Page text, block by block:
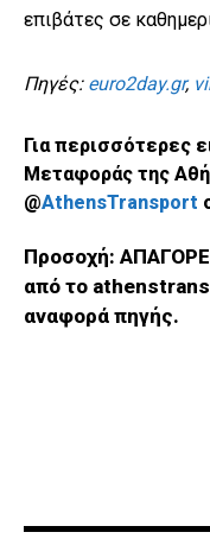
επιβάτες σε
Πηγές: euro2day.gr,
Για περισσότερες
Μεταφοράς της
@AthensTransport
Προσοχή:
από το
αναφορά πηγής.